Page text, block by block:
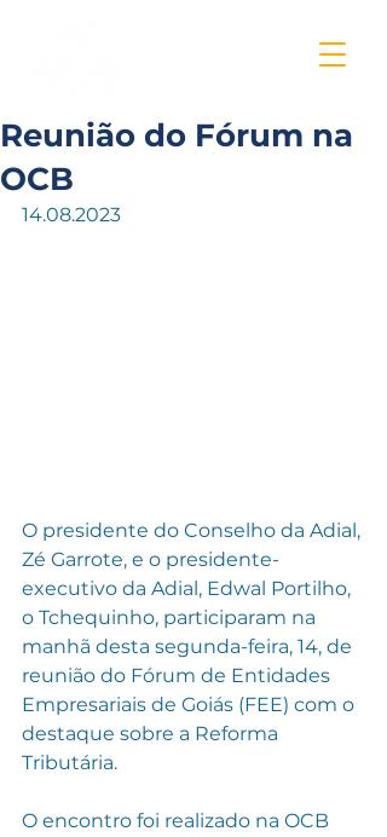
Reunião do Fórum na
OCB
14.08.2023
O presidente do Conselho da Adial,
Zé Garrote, e o presidente-
executivo da Adial, Edwal Portilho,
o Tchequinho, participaram na
manhã desta segunda-feira, 14, de
reunião do Fórum de Entidades
Empresariais de Goiás (FEE) com o
destaque sobre a Reforma
Tributária.
O encontro foi realizado na OCB